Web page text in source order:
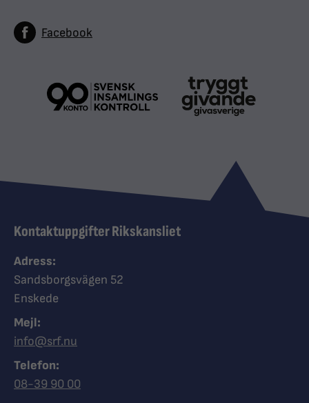
Facebook
Kontaktuppgifter Rikskansliet
Adress:
Sandsborgsvägen 52
Enskede
Mejl:
info@srf.nu
Telefon:
Ring Synskadades riksförbund
08-39 90 00